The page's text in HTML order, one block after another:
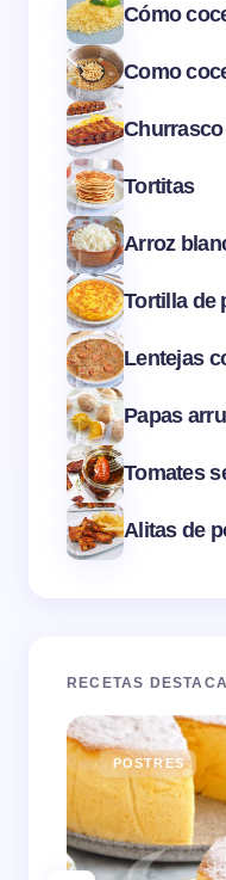
Cómo
Como
Tortitas
Arroz
Tortilla de
Lentejas
Papas
Tomates
Alitas de
RECETAS
POSTRES